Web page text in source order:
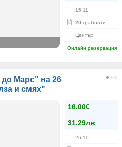
15.11
20 грабнати
Център
Онлайн резервация
Марс" на 26
и смях"
16.00€
31.29лв
26.10